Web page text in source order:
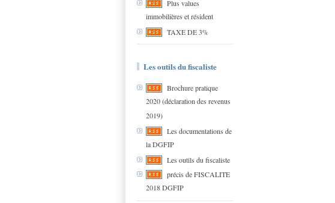
Plus values
immobilières et résident
TAXE DE 3%
Les outils du fiscaliste
Brochure pratique
2020 (déclaration des revenus
2019)
Les documentations de
la DGFIP
Les outils du fiscaliste
précis de FISCALITE
2018 DGFIP